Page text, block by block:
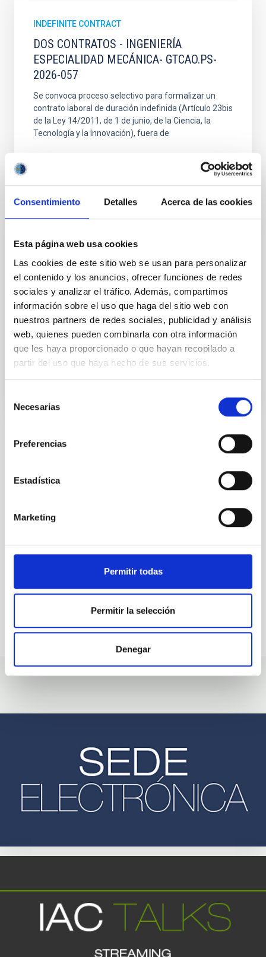
Consentimiento Detalles Acerca de las cookies
Esta página web usa cookies
Las cookies de este sitio web se usan para personalizar
el contenido y los anuncios, ofrecer funciones de redes
sociales y analizar el tráfico. Además, compartimos
información sobre el uso que haga del sitio web con
nuestros partners de redes sociales, publicidad y análisis
web, quienes pueden combinarla con otra información
que les haya proporcionado o que hayan recopilado a
partir del uso que haya hecho de sus servicios.
Necesarias
Preferencias
Estadística
Marketing
Permitir todas
Permitir la selección
Denegar
INDEFINITE CONTRACT
DOS CONTRATOS - INGENIERÍA
ESPECIALIDAD MECÁNICA- GTCAO.PS-
2026-057
Se convoca proceso selectivo para formalizar un
contrato laboral de duración indefinida (Artículo 23bis
de la Ley 14/2011, de 1 de junio, de la Ciencia, la
Tecnología y la Innovación), fuera de
UN CONTRATO - TÉCNICO/A DE TALLER -
ESPECIALIDAD MECÁNICA- FIJO
LABORAL - PS-2026-032
Se convoca proceso selectivo para el ingreso, como
personal laboral fijo, de un puesto de trabajo con la
categoría profesional de Técnico/a de Taller, acogido
al Convenio y que tendrá, entre otras
looking for people with
talent.